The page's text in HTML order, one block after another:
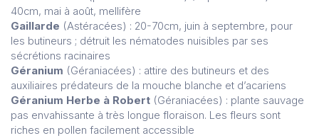
40cm, mai à août, mellifère
Gaillarde (Astéracées) : 20-70cm, juin à septembre, pour
les butineurs ; détruit les nématodes nuisibles par ses
sécrétions racinaires
Géranium (Géraniacées) : attire des butineurs et des
auxiliaires prédateurs de la mouche blanche et d’acariens
Géranium Herbe à Robert (Géraniacées) : plante sauvage
pas envahissante à très longue floraison. Les fleurs sont
riches en pollen facilement accessible